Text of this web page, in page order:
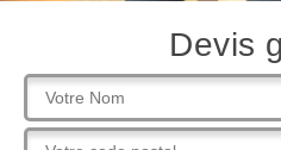
Devis